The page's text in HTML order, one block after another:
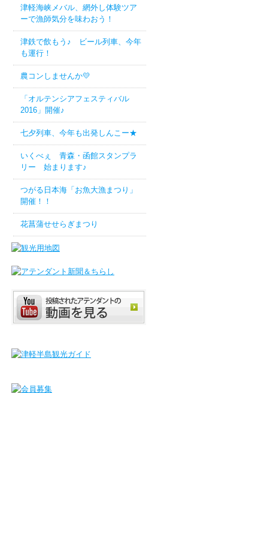
津軽海峡メバル、網外し体験ツア
ーで漁師気分を味わおう！
津鉄で飲もう♪ ビール列車、今年
も運行！
農コンしませんか💛
「オルテンシアフェスティバル
2016」開催♪
七夕列車、今年も出発しんこー★
いくべぇ 青森・函館スタンプラ
リー 始まります♪
つがる日本海「お魚大漁まつり」
開催！！
花菖蒲せせらぎまつり